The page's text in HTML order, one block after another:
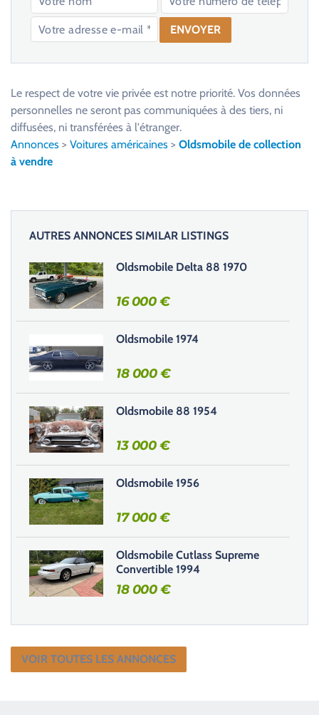
s
e
c
e
c
h
m
p
v
i
d
e
.
Le respect de votre vie privée est notre priorité. Vos données
personnelles ne seront pas communiquées à des tiers, ni
diffusées, ni transférées à l'étranger.
Annonces > Voitures américaines > Oldsmobile de collection
à vendre
AUTRES ANNONCES SIMILAR LISTINGS
Oldsmobile Delta 88 1970
16 000€
Oldsmobile 1974
18 000€
Oldsmobile 88 1954
13 000€
Oldsmobile 1956
17 000€
Oldsmobile Cutlass Supreme
Convertible 1994
18 000€
VOIR TOUTES LES ANNONCES